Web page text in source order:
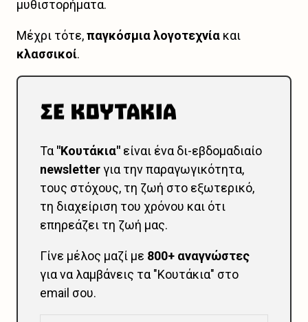
μυθιστορήματα.
Μέχρι τότε,παγκόσμια λογοτεχνία και
κλασσικοί.
Τα"Κουτάκια" είναι ένα δι-εβδομαδιαίο
newsletterγια την παραγωγικότητα,
τους στόχους, τη ζωή στο εξωτερικό,
τη διαχείριση του χρόνου και ότι
επηρεάζει τη ζωή μας.
Γίνε μέλος μαζί με 800+ αναγνώστες
για να λαμβάνεις τα "Κουτάκια" στο
email σου.